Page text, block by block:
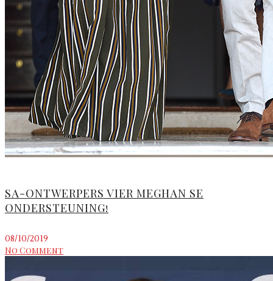
SA-ONTWERPERS VIER MEGHAN SE
ONDERSTEUNING!
08/10/2019
No Comment